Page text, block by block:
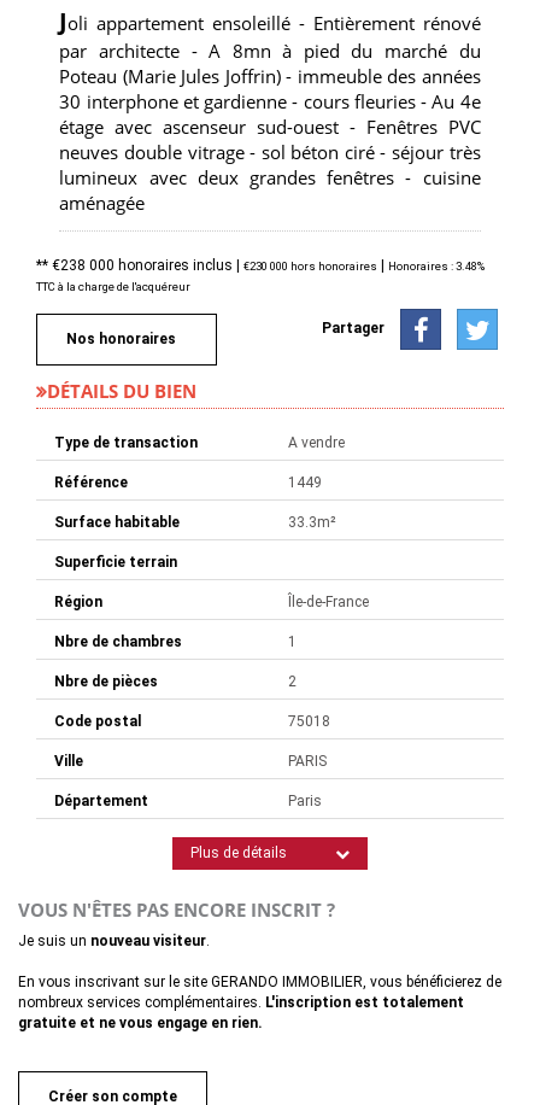
Joli appartement ensoleillé - Entièrement rénové
par architecte - A 8mn à pied du marché du
Poteau (Marie Jules Joffrin) - immeuble des années
30 interphone et gardienne - cours fleuries - Au 4e
étage avec ascenseur sud-ouest - Fenêtres PVC
neuves double vitrage - sol béton ciré - séjour très
lumineux avec deux grandes fenêtres - cuisine
aménagée
** €238 000 honoraires inclus €230 000 hors honoraires
Honoraires : 3.48%
TTC à la charge de l'acquéreur
Nos honoraires
Partager
DÉTAILS DU BIEN
Type de transaction A vendre
Référence 1449
Surface habitable 33.3m²
Superficie terrain
Région Île-de-France
Nbre de chambres 1
Nbre de pièces 2
Code postal 75018
Ville PARIS
Département Paris
Plus de détails
VOUS N'ÊTES PAS ENCORE INSCRIT ?
Je suis un nouveau visiteur.
En vous inscrivant sur le site GERANDO IMMOBILIER, vous bénéficierez de
nombreux services complémentaires. L'inscription est totalement
gratuite et ne vous engage en rien.
Créer son compte